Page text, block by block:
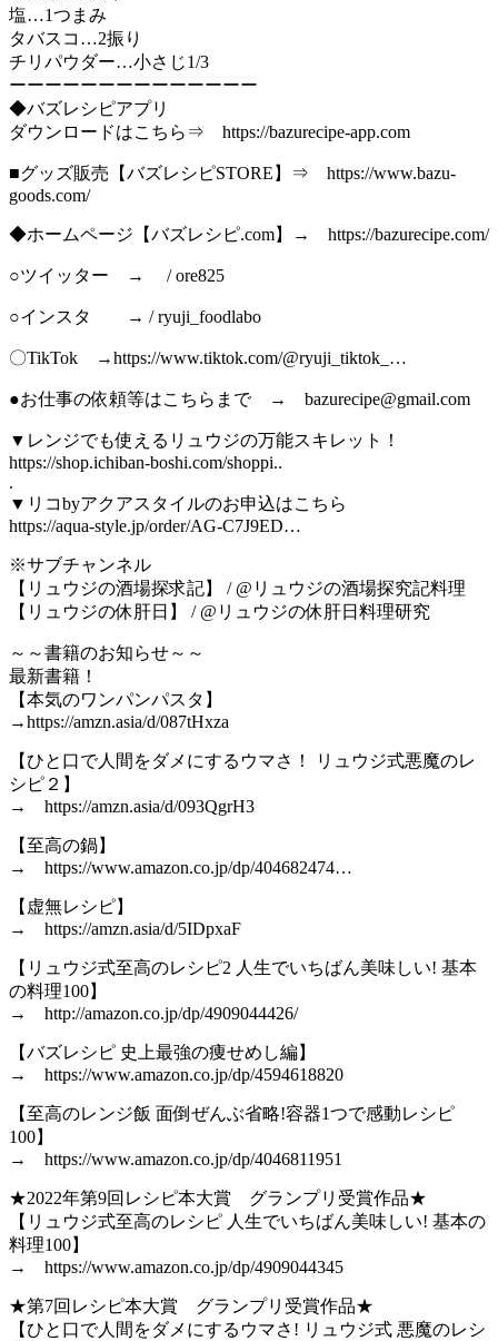
塩…1つまみ
タバスコ…2振り
チリパウダー…小さじ1/3
ーーーーーーーーーーーーーー
◆バズレシピアプリ
ダウンロードはこちら⇒ https://bazurecipe-app.com
■グッズ販売【バズレシピSTORE】⇒ https://www.bazu-
goods.com/
◆ホームページ【バズレシピ.com】→ https://bazurecipe.com/
○ツイッター → / ore825
○インスタ → / ryuji_foodlabo
〇TikTok →https://www.tiktok.com/@ryuji_tiktok_…
●お仕事の依頼等はこちらまで → bazurecipe@gmail.com
▼レンジでも使えるリュウジの万能スキレット！
https://shop.ichiban-boshi.com/shoppi..
.
▼リコbyアクアスタイルのお申込はこちら
https://aqua-style.jp/order/AG-C7J9ED…
※サブチャンネル
【リュウジの酒場探求記】 / @リュウジの酒場探究記料理
【リュウジの休肝日】 / @リュウジの休肝日料理研究
～～書籍のお知らせ～～
最新書籍！
【本気のワンパンパスタ】
→https://amzn.asia/d/087tHxza
【ひと口で人間をダメにするウマさ！ リュウジ式悪魔のレ
シピ２】
→ https://amzn.asia/d/093QgrH3
【至高の鍋】
→ https://www.amazon.co.jp/dp/404682474…
【虚無レシピ】
→ https://amzn.asia/d/5IDpxaF
【リュウジ式至高のレシピ2 人生でいちばん美味しい! 基本
の料理100】
→ http://amazon.co.jp/dp/4909044426/
【バズレシピ 史上最強の痩せめし編】
→ https://www.amazon.co.jp/dp/4594618820
【至高のレンジ飯 面倒ぜんぶ省略!容器1つで感動レシピ
100】
→ https://www.amazon.co.jp/dp/4046811951
★2022年第9回レシピ本大賞 グランプリ受賞作品★
【リュウジ式至高のレシピ 人生でいちばん美味しい! 基本の
料理100】
→ https://www.amazon.co.jp/dp/4909044345
★第7回レシピ本大賞 グランプリ受賞作品★
【ひと口で人間をダメにするウマさ! リュウジ式 悪魔のレシ